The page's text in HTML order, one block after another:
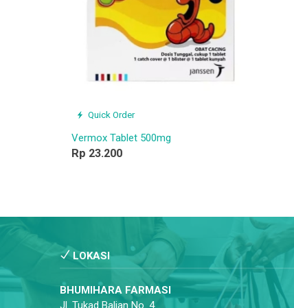
Quick Order
Vermox Tablet 500mg
Rp 23.200
LOKASI
BHUMIHARA FARMASI
Jl. Tukad Balian No. 4